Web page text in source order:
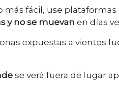
más fácil, use plataformas
y no se muevan en días
expuestas a vientos
se verá fuera de lugar